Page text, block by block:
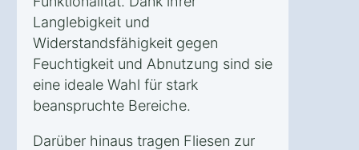
Langlebigkeit und
Widerstandsfähigkeit gegen
Feuchtigkeit und Abnutzung sind sie
eine ideale Wahl für stark
beanspruchte Bereiche.
Darüber hinaus tragen Fliesen zur